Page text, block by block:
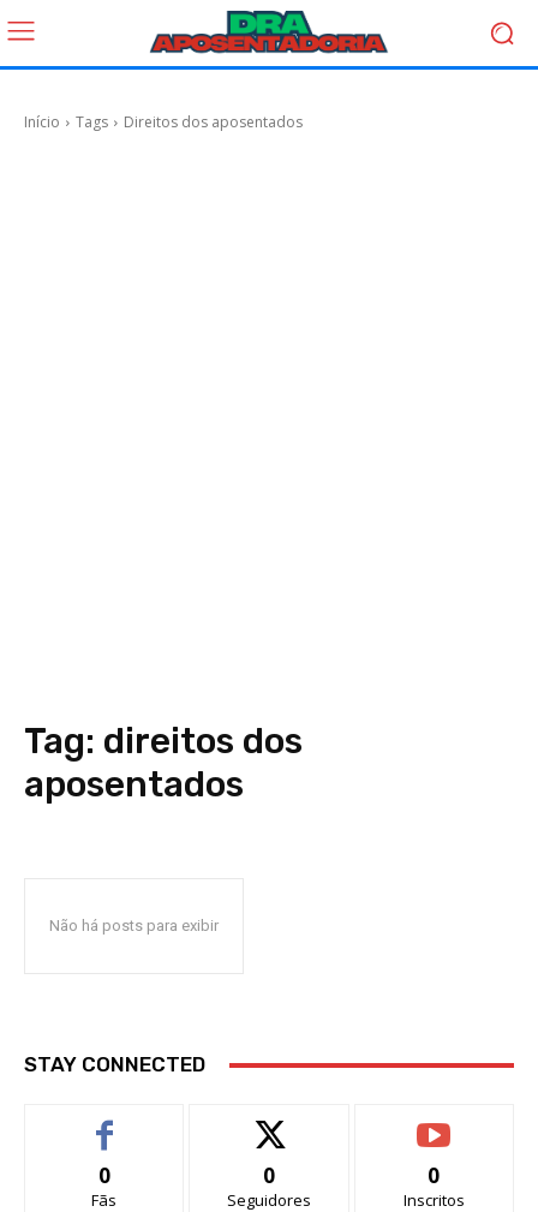
Início Tags Direitos dos aposentados
Tag: direitos dos
aposentados
Não há posts para exibir
STAY CONNECTED
0
Fãs
0
Seguidores
0
Inscritos